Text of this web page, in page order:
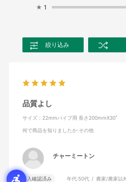
★ 1
絞り込み
品質よし
サイズ：22mmパイプ用 長さ200mmX30ﾟ
何で商品を知りましたか:その他
チャーミートン
購入確認済み 年代:50代 農家/農家以